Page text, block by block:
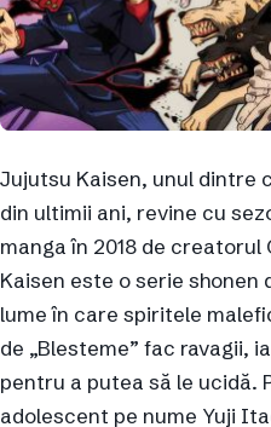
Jujutsu Kaisen, unul dintre
din ultimii ani, revine cu
manga în 2018 de
Kaisen este o serie
lume în care spiritele
de „Blesteme” fac ravagii,
pentru a putea să le ucidă.
adolescent pe nume Yuji